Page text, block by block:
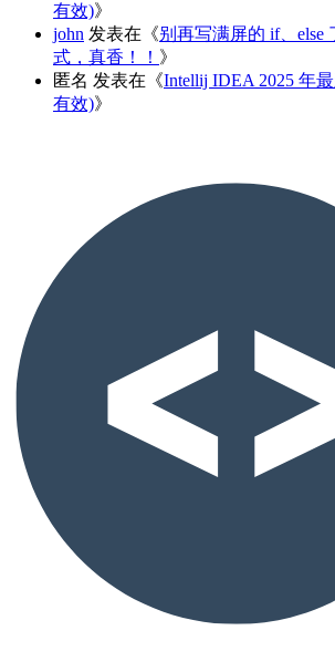
有效)》
john 发表在《别再写满屏的 if、else
式，真香！！ 》
匿名 发表在《Intellij IDEA 2025 年
有效)》